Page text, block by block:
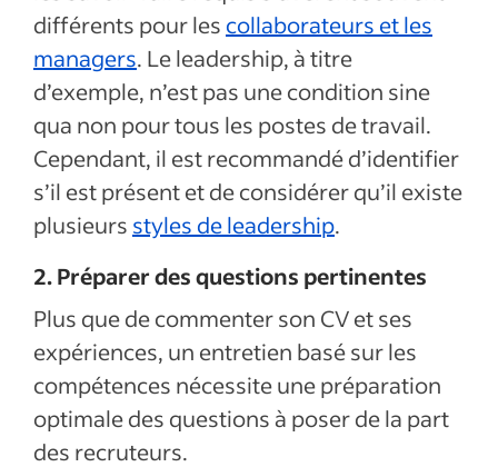
différents pour les collaborateurs et les
managers. Le leadership, à titre
d’exemple, n’est pas une condition sine
qua non pour tous les postes de travail.
Cependant, il est recommandé d’identifier
s’il est présent et de considérer qu’il existe
plusieurs styles de leadership.
2. Préparer des questions pertinentes
Plus que de commenter son CV et ses
expériences, un entretien basé sur les
compétences nécessite une préparation
optimale des questions à poser de la part
des recruteurs.